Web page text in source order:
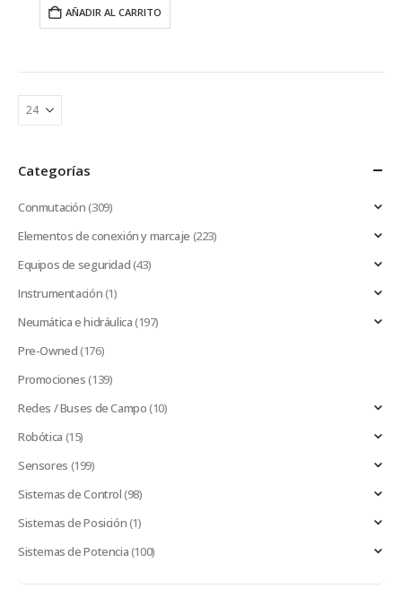
AÑADIR AL CARRITO
Categorías
Conmutación(309)
Elementos de conexión y marcaje (223)
Equipos de seguridad(43)
Instrumentación(1)
Neumática e hidráulica(197)
Pre-Owned(176)
Promociones(139)
Redes / Buses de Campo(10)
Robótica (15)
Sensores (199)
Sistemas de Control(98)
Sistemas de Posición(1)
Sistemas de Potencia(100)